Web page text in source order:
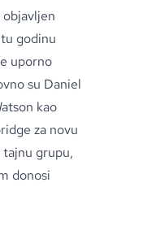
godinu
uporno
su Daniel
kao
za novu
grupu,
donosi